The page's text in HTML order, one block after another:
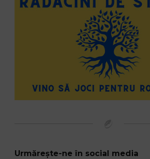
Urmărește-ne în social media